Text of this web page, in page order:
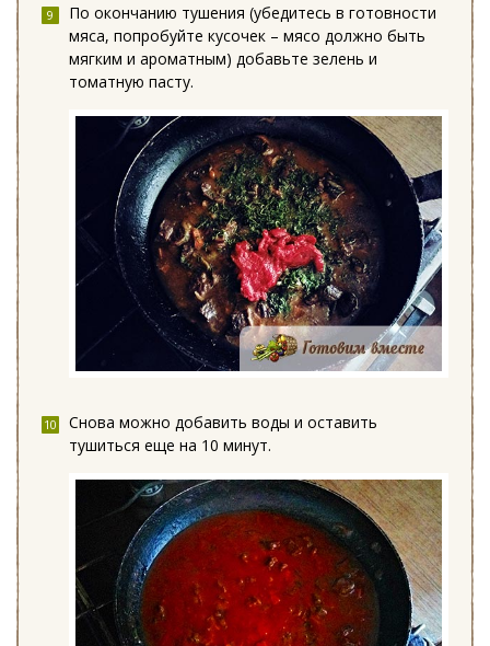
По окончанию тушения (убедитесь в готовности
мяса, попробуйте кусочек – мясо должно быть
мягким и ароматным) добавьте зелень и
томатную пасту.
Снова можно добавить воды и оставить
тушиться еще на 10 минут.